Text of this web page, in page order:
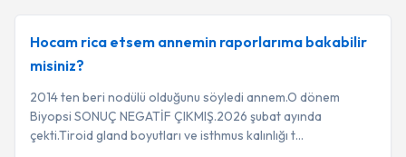
Hocam rica etsem annemin raporlarıma bakabilir
misiniz?
2014 ten beri nodülü olduğunu söyledi annem.O dönem
Biyopsi SONUÇ NEGATİF ÇIKMIŞ.2026 şubat ayında
çekti.Tiroid gland boyutları ve isthmus kalınlığı t...